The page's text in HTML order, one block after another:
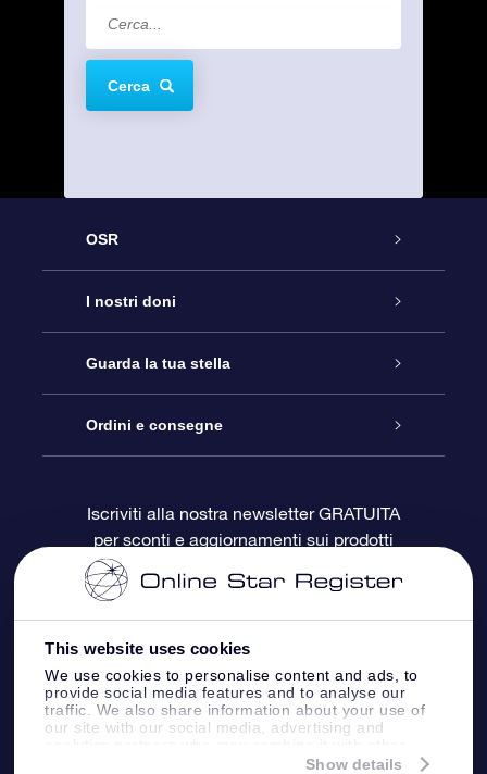
This website uses cookies
We use cookies to personalise content and ads, to
provide social media features and to analyse our
traffic. We also share information about your use of
our site with our social media, advertising and
information that you’ve provided to them or that
Show details
Cerca
OSR
Assistenza
Contattaci
Blog
OSR Recensioni
I nostri doni
Online Star Gift
Pacchetto regalo OSR
Gift Card OSR
Doni aziendali
Guarda la tua stella
Registro stellare
Star Page personalizzata
One Million Stars
OSR Starsaver
App VR ‘Fly me to the stars’
Ordini e consegne
Informazioni di Pagamento
Politica di reso
Costellazioni
Iscriviti alla nostra newsletter GRATUITA
per sconti e aggiornamenti sui prodotti